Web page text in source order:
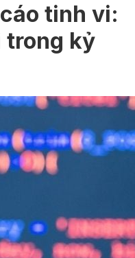
tinh vi:
trong kỷ